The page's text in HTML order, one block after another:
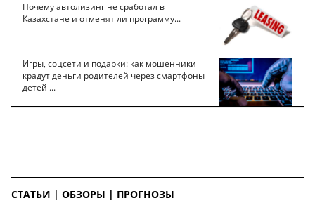
Почему автолизинг не сработал в
Казахстане и отменят ли программу...
Игры, соцсети и подарки: как мошенники
крадут деньги родителей через смартфоны
детей ...
СТАТЬИ | ОБЗОРЫ | ПРОГНОЗЫ